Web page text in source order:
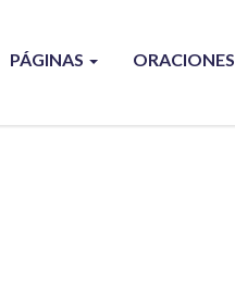
PÁGINAS ORACIONES